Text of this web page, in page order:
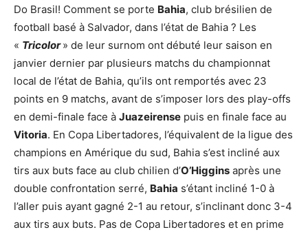
Do Brasil! Comment se porte Bahia, club brésilien de
football basé à Salvador, dans l’état de Bahia ? Les
« Tricolor» de leur surnom ont débuté leur saison en
janvier dernier par plusieurs matchs du championnat
local de l’état de Bahia, qu’ils ont remportés avec 23
points en 9 matchs, avant de s’imposer lors des play-offs
en demi-finale face à Juazeirense puis en finale face au
Vitoria. En Copa Libertadores, l’équivalent de la ligue des
champions en Amérique du sud, Bahia s’est incliné aux
tirs aux buts face au club chilien d’O’Higgins après une
double confrontation serré, Bahia s’étant incliné 1-0 à
l’aller puis ayant gagné 2-1 au retour, s’inclinant donc 3-4
aux tirs aux buts. Pas de Copa Libertadores et en prime